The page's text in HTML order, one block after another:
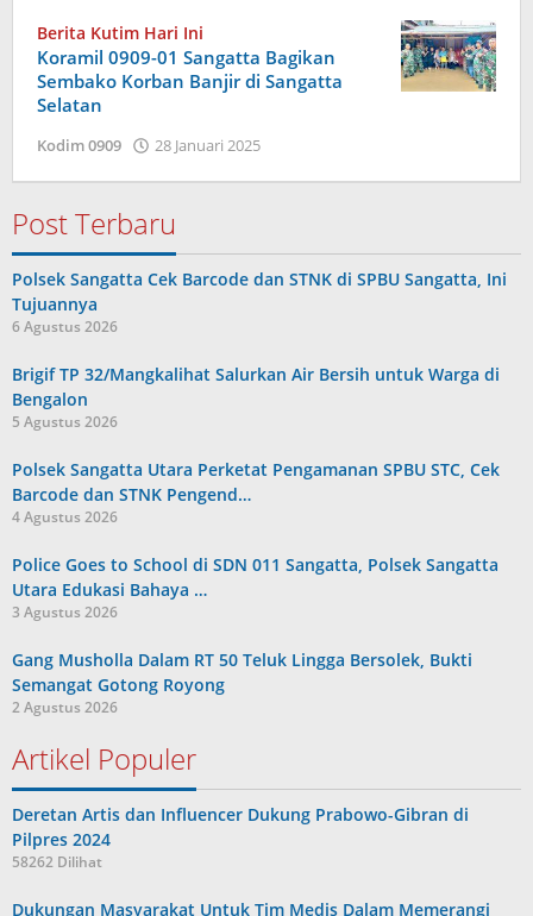
Berita Kutim Hari Ini
Koramil 0909-01 Sangatta Bagikan
Sembako Korban Banjir di Sangatta
Selatan
Kodim 0909 28 Januari 2025
Post Terbaru
Polsek Sangatta Cek Barcode dan STNK di SPBU Sangatta, Ini
Tujuannya
6 Agustus 2026
Brigif TP 32/Mangkalihat Salurkan Air Bersih untuk Warga di
Bengalon
5 Agustus 2026
Polsek Sangatta Utara Perketat Pengamanan SPBU STC, Cek
Barcode dan STNK Pengend…
4 Agustus 2026
Police Goes to School di SDN 011 Sangatta, Polsek Sangatta
Utara Edukasi Bahaya …
3 Agustus 2026
Gang Musholla Dalam RT 50 Teluk Lingga Bersolek, Bukti
Semangat Gotong Royong
2 Agustus 2026
Artikel Populer
Deretan Artis dan Influencer Dukung Prabowo-Gibran di
Pilpres 2024
58262 Dilihat
Dukungan Masyarakat Untuk Tim Medis Dalam Memerangi